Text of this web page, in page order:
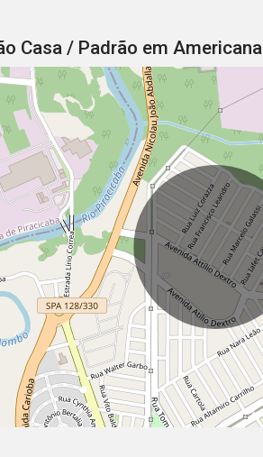
Casa / Padrão em Americana